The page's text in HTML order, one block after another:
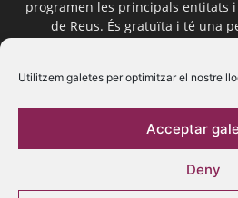
Utilitzem galetes per optimitzar el nostre
Acceptar
Deny
programen les principals entitats
de Reus. És gratuïta i té una
Segueix-